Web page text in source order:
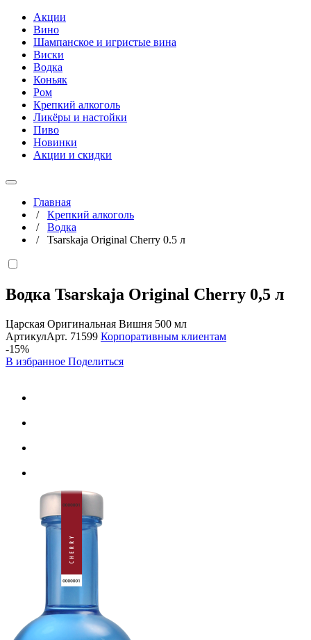
Акции
Вино
Шампанское и игристые вина
Виски
Водка
Коньяк
Ром
Крепкий алкоголь
Ликёры и настойки
Пиво
Новинки
Акции и скидки
Главная
/ Крепкий алкоголь
/ Водка
/ Tsarskaja Original Cherry 0.5 л
Водка Tsarskaja Original Cherry 0,5 л
Царская Оригинальная Вишня 500 мл
АртикулАрт. 71599 Корпоративным клиентам
-15%
В избранное Поделиться